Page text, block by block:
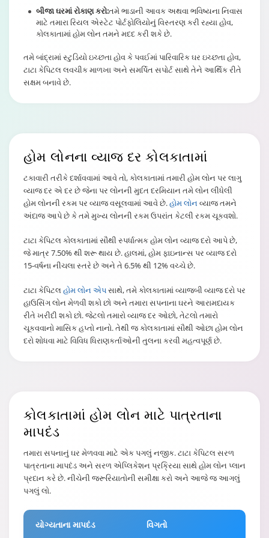
બીજા ઘરમાં રોકાણ કરો:તમે ભાડાની આવક અથવા ભવિષ્યના નિવાસ
માટે તમારા રિયલ એસ્ટેટ પોર્ટફોલિયોનું વિસ્તરણ કરી રહ્યા હોવ,
કોલકાતામાં હોમ લોન તમને મદદ કરી શકે છે.
તમે બાંદ્રામાં સ્ટુડિયો ઇચ્છતા હોવ કે પવઈમાં પારિવારિક ઘર ઇચ્છતા હોવ,
ટાટા કેપિટલ લવચીક માળખા અને સમર્પિત સપોર્ટ સાથે તેને આર્થિક રીતે
સક્ષમ બનાવે છે.
હોમ લોનના વ્યાજ દરકોલકાતામાં
ટકાવારી તરીકે દર્શાવવામાં આવે તો, કોલકાતામાં તમારી હોમ લોન પર લાગુ
વ્યાજ દર એ દર છે જેના પર લોનની મુદત દરમિયાન તમે લોન લીધેલી
હોમ લોનની રકમ પર વ્યાજ વસૂલવામાં આવે છે.હોમ લોન વ્યાજ તમને
અંદાજ આપે છે કે તમે મુખ્ય લોનની રકમ ઉપરાંત કેટલી રકમ ચૂકવશો.
ટાટા કેપિટલ કોલકાતામાં સૌથી સ્પર્ધાત્મક હોમ લોન વ્યાજ દરો આપે છે,
જે માત્ર 7.50% થી શરૂ થાય છે. હાલમાં, હોમ ફાઇનાન્સ પર વ્યાજ દરો
15-વર્ષના નીચલા સ્તરે છે અને તે 6.5% થી 12% વચ્ચે છે.
ટાટા કેપિટલ હોમ લોન એપસાથે, તમે કોલકાતામાં વ્યાજબી વ્યાજ દરો પર
હાઉસિંગ લોન મેળવી શકો છો અને તમારા સપનાના ઘરને આરામદાયક
રીતે ખરીદી શકો છો. જેટલો તમારો વ્યાજ દર ઓછો, તેટલો તમારો
ચૂકવવાનો માસિક હપ્તો નાનો. તેથી જ કોલકાતામાં સૌથી ઓછા હોમ લોન
દરો શોધવા માટે વિવિધ ધિરાણકર્તાઓની તુલના કરવી મહત્વપૂર્ણ છે.
કોલકાતામાં હોમ લોન માટે પાત્રતાના
માપદંડ
તમારા સપનાનું ઘર મેળવવા માટે એક પગલું નજીક. ટાટા કેપિટલ સરળ
પાત્રતાના માપદંડ અને સરળ એપ્લિકેશન પ્રક્રિયા સાથે હોમ લોન પ્લાન
પ્રદાન કરે છે. નીચેની જરૂરિયાતોની સમીક્ષા કરો અને આજે જ આગલું
પગલું લો.
યોગ્યતાના માપદંડ વિગતો